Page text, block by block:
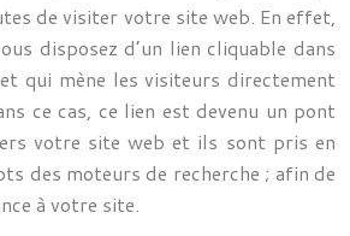
de visiter votre site web. En effet,
disposez d’un lien cliquable dans
qui mène les visiteurs directement
ce cas, ce lien est devenu un pont
votre site web et ils sont pris en
des moteurs de recherche ; afin de
à votre site.